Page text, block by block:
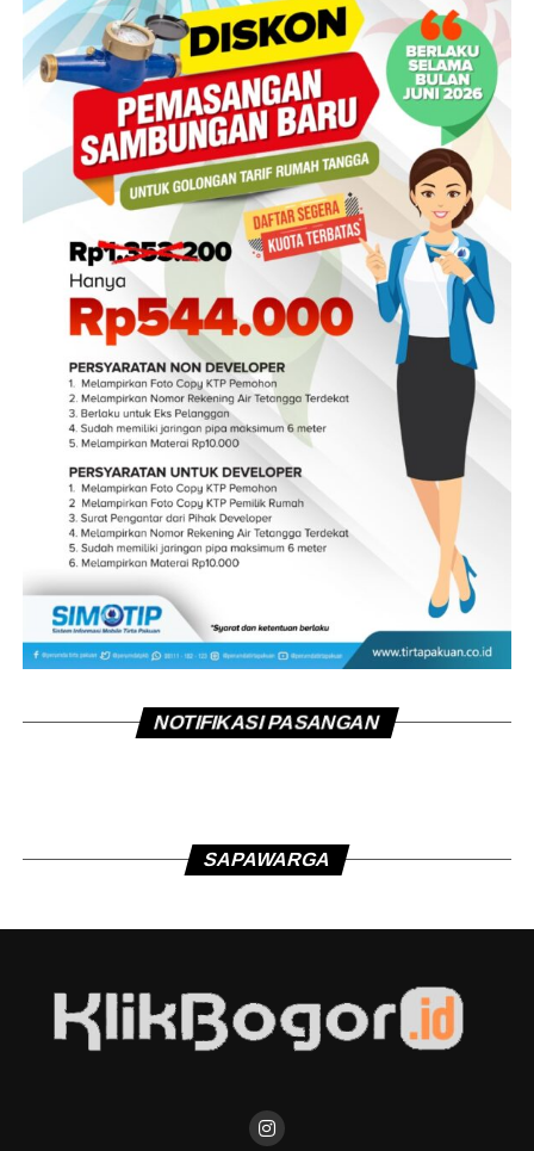
NOTIFIKASI PASANGAN
SAPAWARGA